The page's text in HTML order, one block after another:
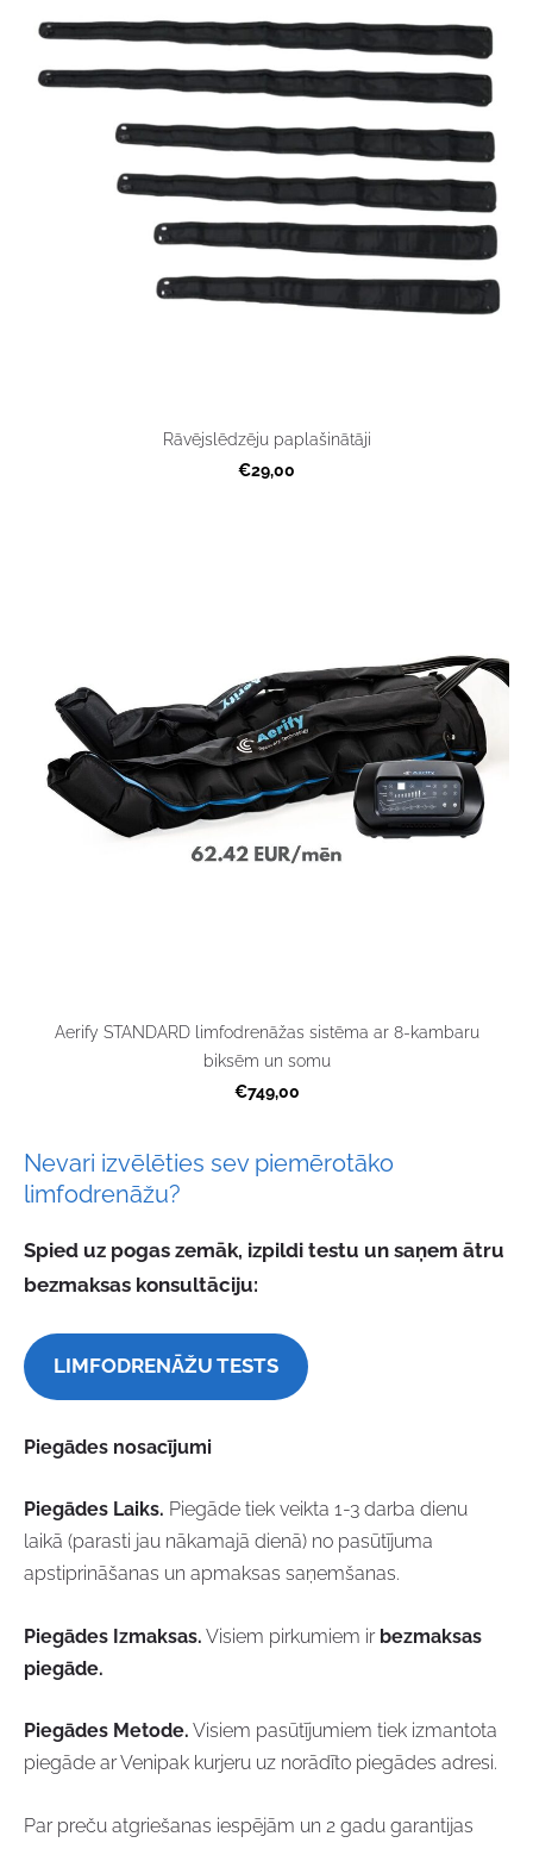
Nevari izvēlēties sev piemērotāko
limfodrenāžu?
Spied uz pogas zemāk, izpildi testu un saņem ātru
bezmaksas konsultāciju:
LIMFODRENĀŽU TESTS
Piegādes nosacījumi
Piegādes Laiks. Piegāde tiek veikta 1-3 darba dienu
laikā (parasti jau nākamajā dienā) no pasūtījuma
apstiprināšanas un apmaksas saņemšanas.
Piegādes Izmaksas. Visiem pirkumiem ir bezmaksas
piegāde.
Piegādes Metode. Visiem pasūtījumiem tiek izmantota
piegāde ar Venipak kurjeru uz norādīto piegādes adresi.
Par preču atgriešanas iespējām un 2 gadu garantijas
Rāvējslēdzēju paplašinātāji
€29,00
Aerify STANDARD limfodrenāžas sistēma ar 8-kambaru
biksēm un somu
€749,00